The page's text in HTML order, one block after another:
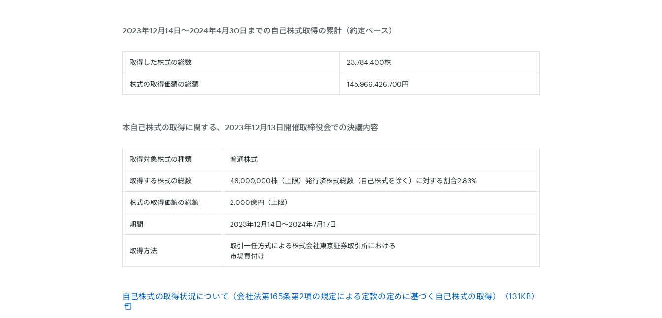
2023年12月14日～2024年4月30日までの自己株式取得の累計（約定ベース）
取得した株式の総数 23,784,400株
株式の取得価額の総額 145,966,426,700円
本自己株式の取得に関する、2023年12月13日開催取締役会での決議内容
取得対象株式の種類 普通株式
取得する株式の総数 46,000,000株（上限）発行済株式総数（自己株式を除く）に対する割合2.83%
株式の取得価額の総額 2,000億円（上限）
期間 2023年12月14日～2024年7月17日
取得方法
取引一任方式による株式会社東京証券取引所における
市場買付け
自己株式の取得状況について（会社法第165条第2項の規定による定款の定めに基づく自己株式の取得）（131KB）